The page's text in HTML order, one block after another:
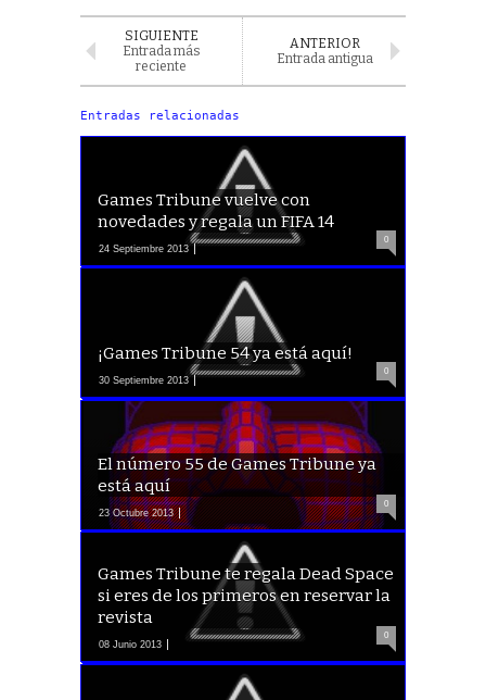
SIGUIENTE
Entrada más
reciente
ANTERIOR
Entrada antigua
Entradas relacionadas
Games Tribune vuelve con
novedades y regala un FIFA 14
24 Septiembre 2013
0
¡Games Tribune 54 ya está aquí!
30 Septiembre 2013
0
El número 55 de Games Tribune ya
está aquí
23 Octubre 2013
0
Games Tribune te regala Dead Space
si eres de los primeros en reservar la
revista
08 Junio 2013
0